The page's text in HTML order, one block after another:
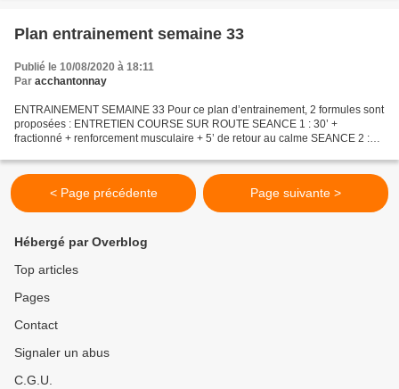
Plan entrainement semaine 33
Publié le 10/08/2020 à 18:11
Par acchantonnay
ENTRAINEMENT SEMAINE 33 Pour ce plan d’entrainement, 2 formules sont
proposées : ENTRETIEN COURSE SUR ROUTE SEANCE 1 : 30’ +
fractionné + renforcement musculaire + 5’ de retour au calme SEANCE 2 :
< Page précédente Page suivante >
Hébergé par Overblog
Top articles
Pages
Contact
Signaler un abus
C.G.U.